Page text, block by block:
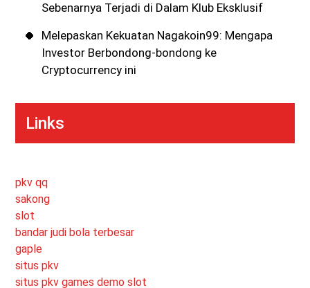
Sebenarnya Terjadi di Dalam Klub Eksklusif
Melepaskan Kekuatan Nagakoin99: Mengapa
Investor Berbondong-bondong ke
Cryptocurrency ini
Links
pkv qq
sakong
slot
bandar judi bola terbesar
gaple
situs pkv
situs pkv games demo slot